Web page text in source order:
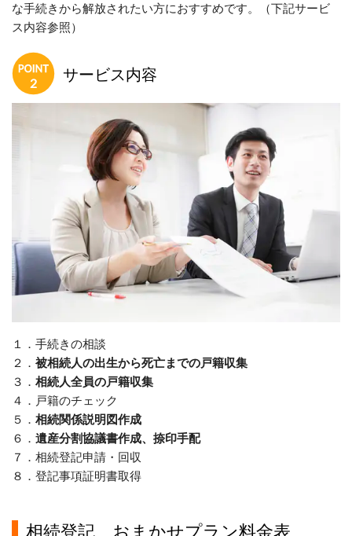
な手続きから解放されたい方におすすめです。（下記サービ
ス内容参照）
サービス内容
１．手続きの相談
２． 被相続人の出生から死亡までの戸籍収集
３． 相続人全員の戸籍収集
４．戸籍のチェック
５． 相続関係説明図作成
６． 遺産分割協議書作成、捺印手配
７．相続登記申請・回収
８．登記事項証明書取得
相続登記 おまかせプラン料金表